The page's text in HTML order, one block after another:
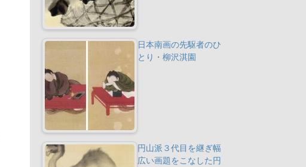
日本南画の先駆者のひ
とり・柳沢淇園
円山派３代目を継ぎ幅
広い画題をこなした円